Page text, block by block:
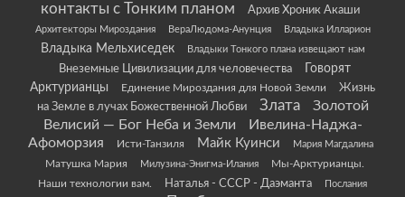
контакты с Тонким планом
Архив Хроник Акаши
Архитекторы Мироздания ВераЛюдома-Анунция Владыка Илларион
Владыка Мельхиседек Владыки Тонкого плана извещают нам
Внеземные Цивилизации для человечества
Говорят
Арктурианцы
Единение Мироздания для Новой Земли
Жизнь
на Земле в лучах Божественной Любви
Злата
Золотой
Велисий — Бог Неба и Земли
Ивелина-Наджа-
Афоморзия
Исти-Танзиля Майк Куинси Мария Магдалина
Матушка Мария Милузина-Энигма-Илания
Мы-Арктурианцы.
Наши технологии вам.
Наталья - СССР - Даэманта
Послания